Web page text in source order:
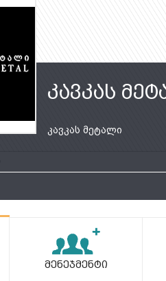
კავკას
კავკას მეტალი
Მენეჯმენტი